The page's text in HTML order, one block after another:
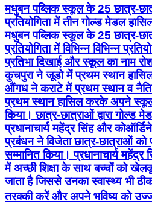
मधुबन पब्लिक स्कूल के 25 छात्र-
प्रतियोगिता में तीन गोल्ड मेडल
मधुबन पब्लिक स्कूल के 25 छात्र-
प्रतियोगिता में विभिन्न विभिन्न
प्रतिभा दिखाई और स्कूल का नाम
कुचपुरा ने जूडो में प्रथम स्थान हासिल
औंगध ने कराटे में प्रथम स्थान व
प्रथम स्थान हासिल करके अपने स्कूल
किया। छात्र-छात्राओं द्वारा गोल्ड
प्रधानाचार्य महेंद्र सिंह और
प्रबंधन ने विजेता छात्र-छात्राओं
सम्मानित किया। प्रधानाचार्य
में अच्छी शिक्षा के साथ बच्चों को
जाता है जिससे उनका स्वास्थ्य भी
तरक्की करें और अपने भविष्य को